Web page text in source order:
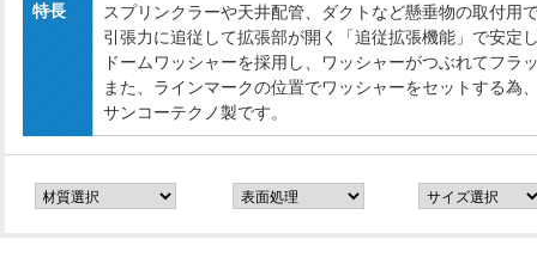
特長
スプリンクラーや天井配管、ダクトなど懸垂物の取付用
引張力に追従して拡張部が開く「追従拡張機能」で安定
ドームワッシャーを採用し、ワッシャーがつぶれてフ
また、ラインマークの位置でワッシャーをセットする為
サンコーテクノ製です。